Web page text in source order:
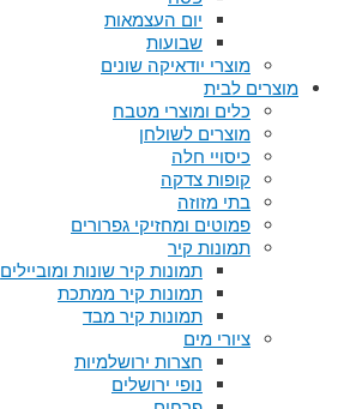
יום העצמאות
שבועות
מוצרי יודאיקה שונים
מוצרים לבית
כלים ומוצרי מטבח
מוצרים לשולחן
כיסויי חלה
קופות צדקה
בתי מזוזה
פמוטים ומחזיקי גפרורים
תמונות קיר
תמונות קיר שונות ומוביילים
תמונות קיר ממתכת
תמונות קיר מבד
ציורי מים
חצרות ירושלמיות
נופי ירושלים